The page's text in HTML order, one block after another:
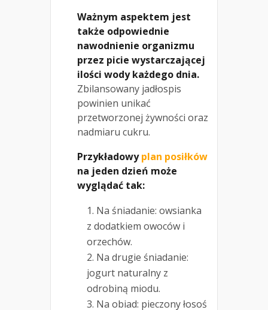
Ważnym aspektem jest
także odpowiednie
nawodnienie organizmu
przez picie wystarczającej
ilości wody każdego dnia.
Zbilansowany jadłospis
powinien unikać
przetworzonej żywności oraz
nadmiaru cukru.
Przykładowyplan posiłków
na jeden dzień może
wyglądać tak:
Na śniadanie: owsianka
z dodatkiem owoców i
orzechów.
Na drugie śniadanie:
jogurt naturalny z
odrobiną miodu.
Na obiad: pieczony łosoś